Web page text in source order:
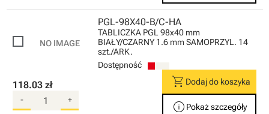
PGL-98X40-B/C-HA
TABLICZKA PGL 98x40 mm
BIAŁY/CZARNY 1.6 mm SAMOPRZYL. 14
szt./ARK.
Dostępność
118.03 zł
- +
shopping_cart Dodaj do koszyka
info Pokaż szczegóły